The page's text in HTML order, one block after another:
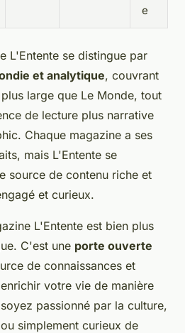
e
L'Entente se distingue par
et analytique, couvrant
large que Le Monde, tout
de lecture plus narrative
Chaque magazine a ses
mais L'Entente se
source de contenu riche et
et curieux.
L'Entente est bien plus
C'est une porte ouverte
de connaissances et
votre vie de manière
passionné par la culture,
simplement curieux de